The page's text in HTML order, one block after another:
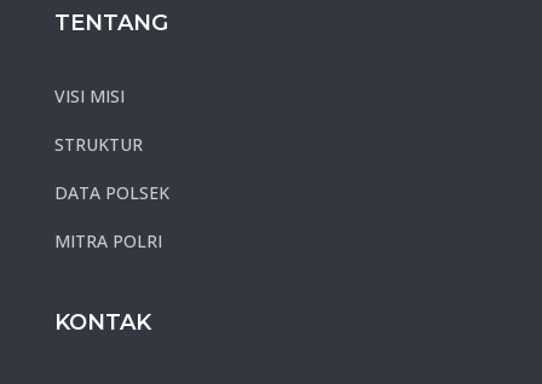
TENTANG
VISI MISI
STRUKTUR
DATA POLSEK
MITRA POLRI
KONTAK